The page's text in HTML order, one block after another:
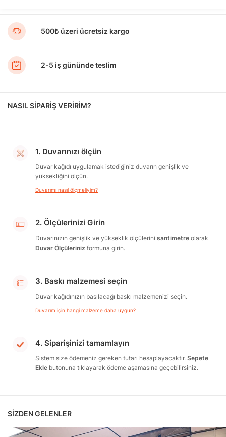
500₺ üzeri ücretsiz kargo
2-5 iş gününde teslim
NASIL SİPARİŞ VERİRİM?
1. Duvarınızı ölçün
Duvar kağıdı uygulamak istediğiniz duvarın genişlik ve
yüksekliğini ölçün.
Duvarımı nasıl ölçmeliyim?
2. Ölçülerinizi Girin
Duvarınızın genişlik ve yükseklik ölçülerini santimetre olarak
Duvar Ölçüleriniz formuna girin.
3. Baskı malzemesi seçin
Duvar kağıdınızın basılacağı baskı malzemenizi seçin.
Duvarım için hangi malzeme daha uygun?
4. Siparişinizi tamamlayın
Sistem size ödemeniz gereken tutarı hesaplayacaktır. Sepete
Ekle butonuna tıklayarak ödeme aşamasına geçebilirsiniz.
SIZDEN GELENLER